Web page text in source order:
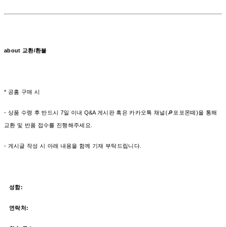
about 교환/환불
* 공홈 구매 시
- 상품 수령 후 반드시 7일 이내 Q&A 게시판 혹은 카카오톡 채널(🔎포포몬떼)을 통해
교환 및 반품 접수를 진행해주세요.
- 게시글 작성 시 아래 내용을 함께 기재 부탁드립니다.
성함:
연락처: